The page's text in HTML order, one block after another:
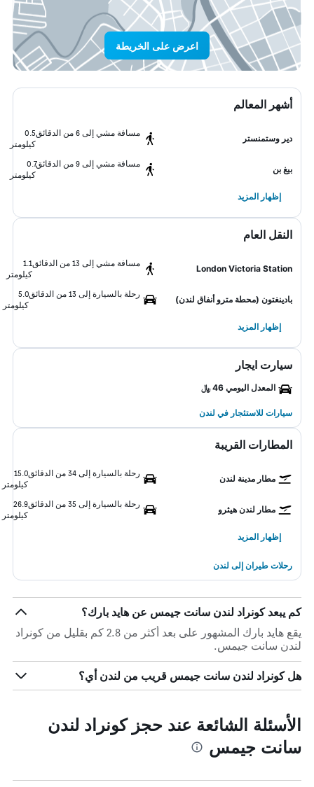
اعرض على الخريطة
أشهر المعالم
دير وستمنستر
مسافة مشي إلى 6 من الدقائق
0.5
كيلومتر
بيغ بن
مسافة مشي إلى 9 من الدقائق
0.7
كيلومتر
إظهار المزيد
النقل العام
London Victoria Station
مسافة مشي إلى 13 من الدقائق
1.1
كيلومتر
بادينغتون (محطة مترو أنفاق لندن)
رحلة بالسيارة إلى 13 من الدقائق
5.0
كيلومتر
إظهار المزيد
سيارت ايجار
المعدل اليومي 46 ﷼
سيارات للاستئجار في لندن
المطارات القريبة
مطار مدينة لندن
رحلة بالسيارة إلى 34 من الدقائق
15.0
كيلومتر
مطار لندن هيثرو
رحلة بالسيارة إلى 35 من الدقائق
26.9
كيلومتر
إظهار المزيد
رحلات طيران إلى لندن
كم يبعد كونراد لندن سانت جيمس عن هايد بارك؟
يقع هايد بارك المشهور على بعد أكثر من 2.8 كم بقليل من كونراد
لندن سانت جيمس.
هل كونراد لندن سانت جيمس قريب من لندن أي؟
الأسئلة الشائعة عند حجز كونراد لندن
سانت جيمس